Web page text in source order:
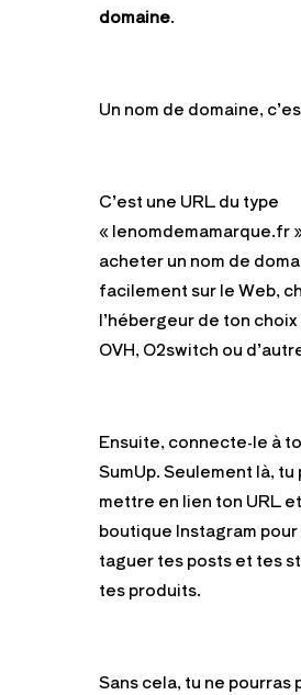
domaine.
Un nom de domaine,
C’est une URL du type
« lenomdemamarque.fr
acheter un nom de
facilement sur le Web,
l’hébergeur de ton
OVH, O2switch ou
Ensuite, connecte-le à
SumUp. Seulement là, tu
mettre en lien ton URL
boutique Instagram
taguer tes posts et tes
tes produits.
Sans cela, tu ne pourras